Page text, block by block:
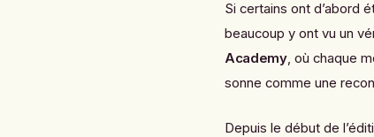
Si certains ont d’abord
beaucoup y ont vu un
Academy, où chaque
sonne comme une
Depuis le début de